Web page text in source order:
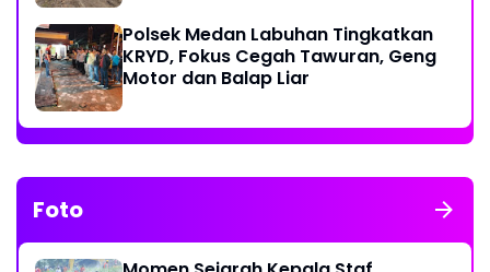
Polsek Medan Labuhan Tingkatkan
KRYD, Fokus Cegah Tawuran, Geng
Motor dan Balap Liar
Foto